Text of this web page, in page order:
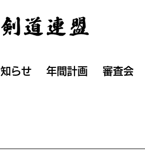
らせ 年間計画 審査会